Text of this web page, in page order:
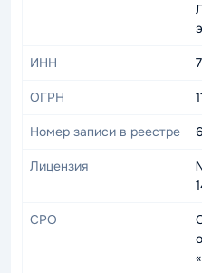
ИНН
ОГРН
Номер записи в реестре
Лицензия
СРО